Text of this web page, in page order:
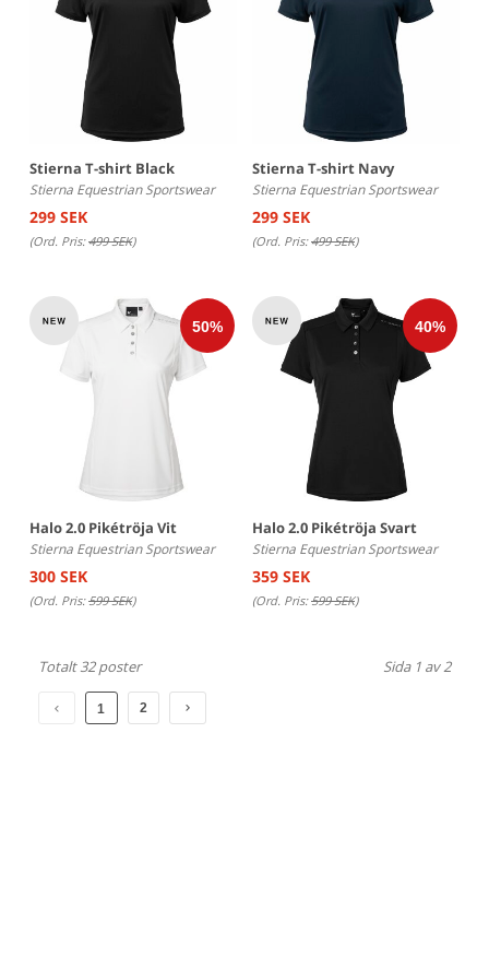
Stierna T-shirt Black
Stierna Equestrian Sportswear
299 SEK
(Ord. Pris:499 SEK)
Stierna T-shirt Navy
Stierna Equestrian Sportswear
299 SEK
(Ord. Pris:499 SEK)
Halo 2.0 Pikétröja Vit
Stierna Equestrian Sportswear
300 SEK
(Ord. Pris:599 SEK)
Halo 2.0 Pikétröja Svart
Stierna Equestrian Sportswear
359 SEK
(Ord. Pris:599 SEK)
Totalt 32 poster Sida 1 av 2
1 2